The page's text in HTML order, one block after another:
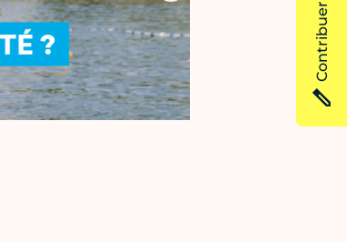
Contribuer